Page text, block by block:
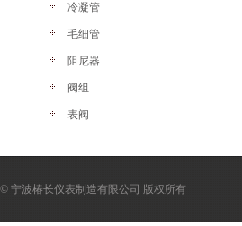
冷凝管
毛细管
阻尼器
阀组
表阀
© 宁波椿长仪表制造有限公司 版权所有